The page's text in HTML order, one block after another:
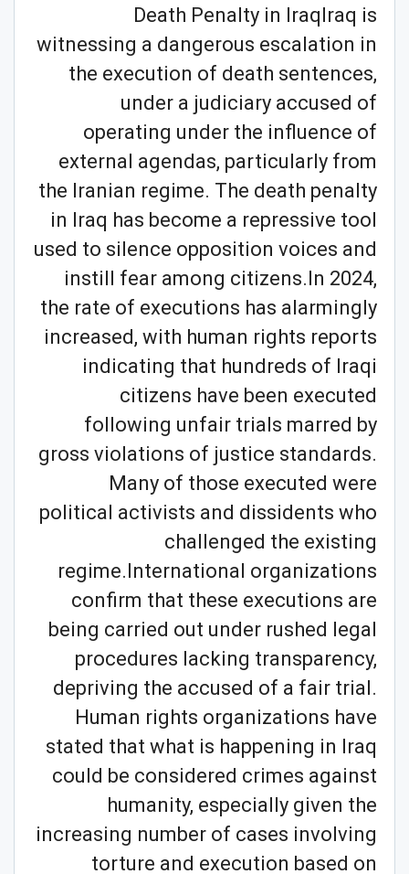
Death Penalty in IraqIraq is
witnessing a dangerous escalation in
the execution of death sentences,
under a judiciary accused of
operating under the influence of
external agendas, particularly from
the Iranian regime. The death penalty
in Iraq has become a repressive tool
used to silence opposition voices and
instill fear among citizens.In 2024,
the rate of executions has alarmingly
increased, with human rights reports
indicating that hundreds of Iraqi
citizens have been executed
following unfair trials marred by
gross violations of justice standards.
Many of those executed were
political activists and dissidents who
challenged the existing
regime.International organizations
confirm that these executions are
being carried out under rushed legal
procedures lacking transparency,
depriving the accused of a fair trial.
Human rights organizations have
stated that what is happening in Iraq
could be considered crimes against
humanity, especially given the
increasing number of cases involving
torture and execution based on